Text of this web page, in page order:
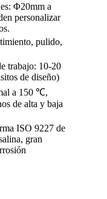
Φ20mm a
personalizar
pulido,
trabajo: 10-20
de diseño)
a 150 ℃,
de alta y baja
ISO 9227 de
gran